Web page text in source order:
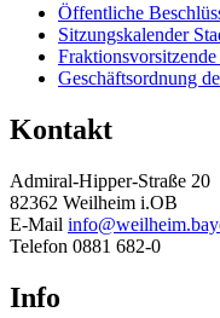
Öffentliche
Sitzungskalender
Geschäftsordnung
Kontakt
Admiral-Hipper-Straße 20
82362 Weilheim i.OB
E-Mail
Telefon 0881 682-0
Info